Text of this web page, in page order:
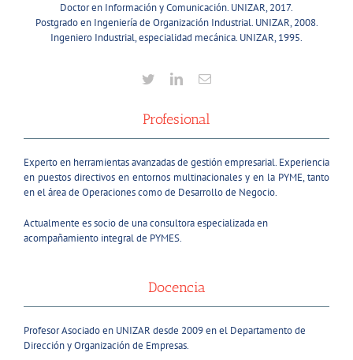
Doctor en Información y Comunicación. UNIZAR, 2017.
Postgrado en Ingeniería de Organización Industrial. UNIZAR, 2008.
Ingeniero Industrial, especialidad mecánica. UNIZAR, 1995.
Profesional
Experto en herramientas avanzadas de gestión empresarial. Experiencia
en puestos directivos en entornos multinacionales y en la PYME, tanto
en el área de Operaciones como de Desarrollo de Negocio.
Actualmente es socio de una consultora especializada en
acompañamiento integral de PYMES.
Docencia
Profesor Asociado en UNIZAR desde 2009 en el Departamento de
Dirección y Organización de Empresas.